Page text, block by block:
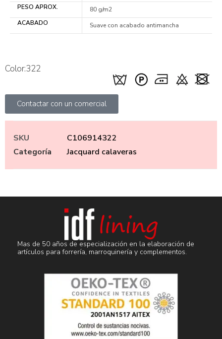
PESO APROX.
80 g/m2
ACABADO
Suave con acabado antimancha
Color:322
Contactar con un comercial
SKU
C106914322
Categoría
Jacquard calaveras
Mas de 50 años de especialización en la elaboración de
artículos para forrería, marroquinería y complementos.